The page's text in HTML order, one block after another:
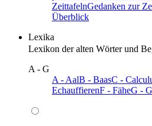
ZeittafelnGedanken zur
Überblick
Lexika
Lexikon der alten Wörter und
A - G
A - AalB - BaasC -
EchauffierenF - FäheG -